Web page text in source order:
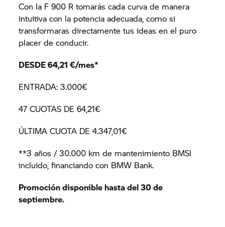
Con la F 900 R tomarás cada curva de manera
intuitiva con la potencia adecuada, como si
transformaras directamente tus ideas en el puro
placer de conducir.
DESDE 64,21 €/mes*
ENTRADA: 3.000€
47 CUOTAS DE 64,21€
ÚLTIMA CUOTA DE 4.347,01€
**3 años / 30.000 km de mantenimiento BMSI
incluido, financiando con BMW Bank.
Promoción disponible hasta del 30 de
septiembre.